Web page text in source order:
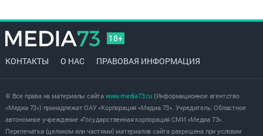
18+
КОНТАКТЫ О НАС ПРАВОВАЯ ИНФОРМАЦИЯ
© Все права на материалы сайта www.media73.ru(Информационное агентство
«Медиа 73») принадлежат ОАУ «Корпорация «Медиа 73». Учредитель: Областное
автономное учреждение «Государственная корпорация СМИ «Медиа 73».
Перепечатка (целиком или частями) материалов сайта разрешена при условии